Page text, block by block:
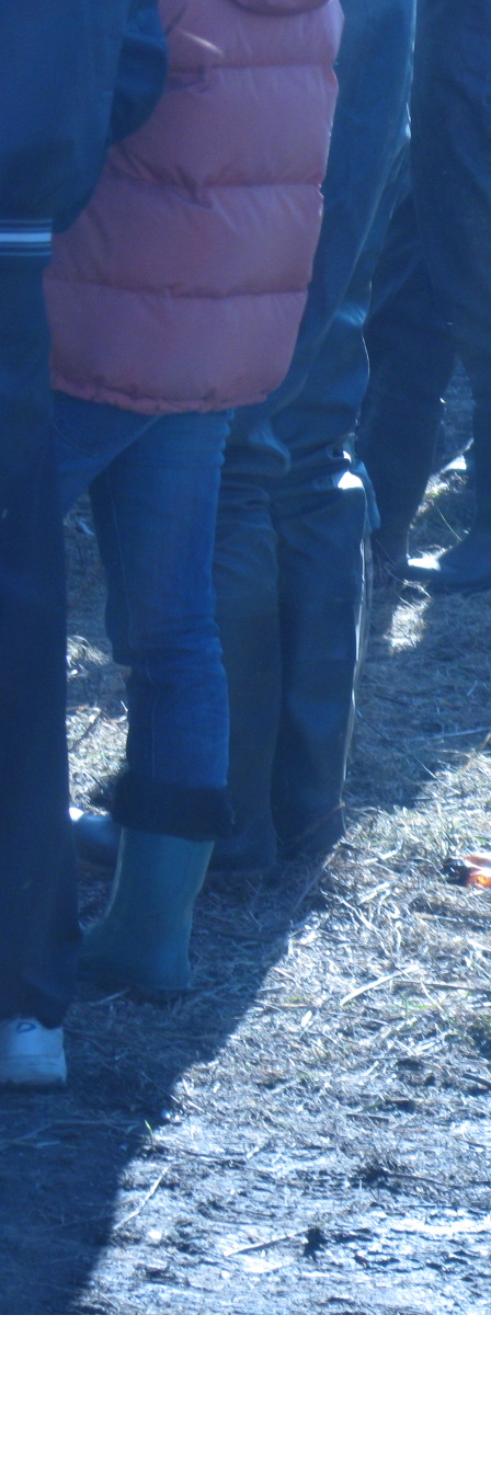
Перейти к основному содержанию